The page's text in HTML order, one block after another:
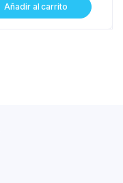
Añadir al carrito